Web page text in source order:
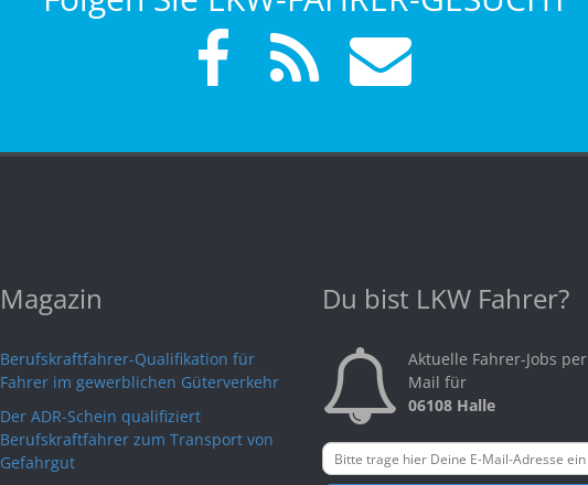
Magazin
Berufskraftfahrer-Qualifikation für
Fahrer im gewerblichen Güterverkehr
Der ADR-Schein qualifiziert
Berufskraftfahrer zum Transport von
Gefahrgut
Du bist LKW Fahrer?
Aktuelle Fahrer-Jobs per
Mail für
06108 Halle